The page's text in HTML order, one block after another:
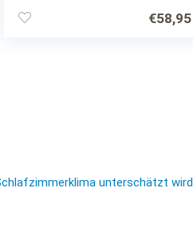
€58,95
unterschätzt wird